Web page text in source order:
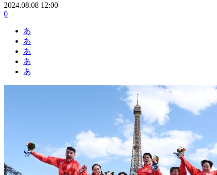
2024.08.08 12:00
0
あ
あ
あ
あ
あ